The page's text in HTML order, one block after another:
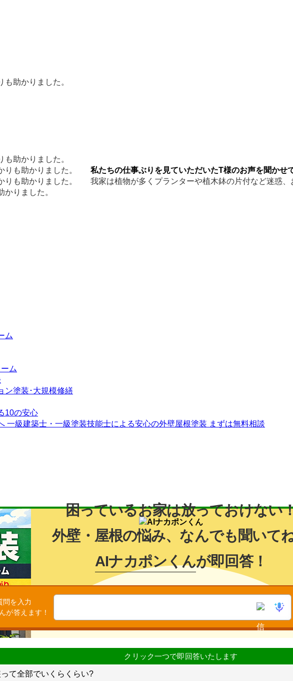
助かりました。
助かりました。
私たちの仕事ぶりを見ていただいたT様のお声を聞かせ
我家は植物が多くプランターや植木鉢の片付など迷惑
りました。
困っているお家は放っておけない
外壁・屋根の悩み、なんでも聞いて
AIナカポンくんが即回答！
問を入力
が答えます！
て全部でいくらくらい?